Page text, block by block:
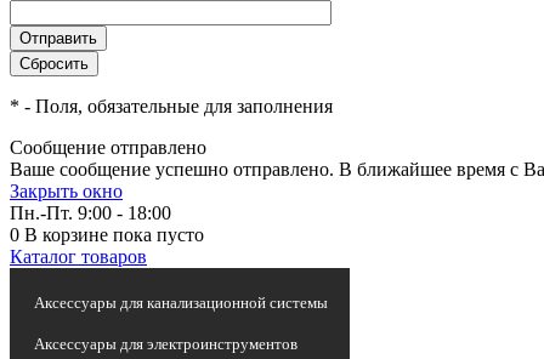
* - Поля, обязательные для заполнения
Сообщение отправлено
Ваше сообщение успешно отправлено. В ближайшее время с
Закрыть окно
Пн.-Пт. 9:00 - 18:00
0 В корзине пока пусто
Каталог товаров
Аксессуары для канализационной системы
Аксессуары для электроинструментов